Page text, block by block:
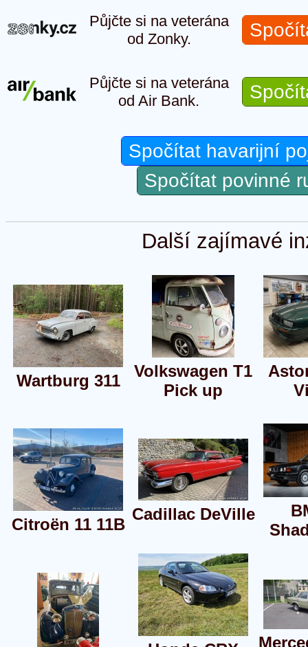
Půjčte si na veterána
od Zonky.
Půjčte si na veterána
od Air Bank.
Spočítat havarijní
Spočítat povinné
Další zajímavé
Wartburg 311
Volkswagen T1
Pick up
Citroën 11 11B
Cadillac DeVille